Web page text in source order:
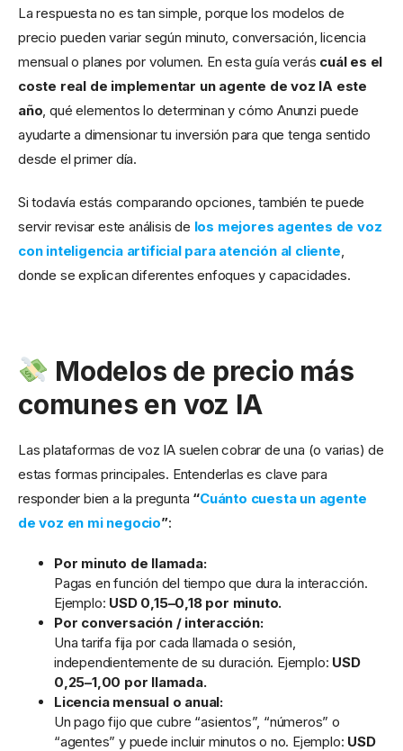
La respuesta no es tan simple, porque los modelos de
precio pueden variar según minuto, conversación, licencia
mensual o planes por volumen. En esta guía verás cuál es el
coste real de implementar un agente de voz IA este
año, qué elementos lo determinan y cómo Anunzi puede
ayudarte a dimensionar tu inversión para que tenga sentido
desde el primer día.
Si todavía estás comparando opciones, también te puede
servir revisar este análisis de los mejores agentes de voz
con inteligencia artificial para atención al cliente,
donde se explican diferentes enfoques y capacidades.
Modelos de precio más
comunes en voz IA
Las plataformas de voz IA suelen cobrar de una (o varias) de
estas formas principales. Entenderlas es clave para
responder bien a la pregunta “Cuánto cuesta un agente
de voz en mi negocio”:
Por minuto de llamada:
Pagas en función del tiempo que dura la interacción.
Ejemplo: USD 0,15–0,18 por minuto.
Por conversación / interacción:
Una tarifa fija por cada llamada o sesión,
independientemente de su duración. Ejemplo: USD
0,25–1,00 por llamada.
Licencia mensual o anual:
Un pago fijo que cubre “asientos”, “números” o
“agentes” y puede incluir minutos o no. Ejemplo: USD